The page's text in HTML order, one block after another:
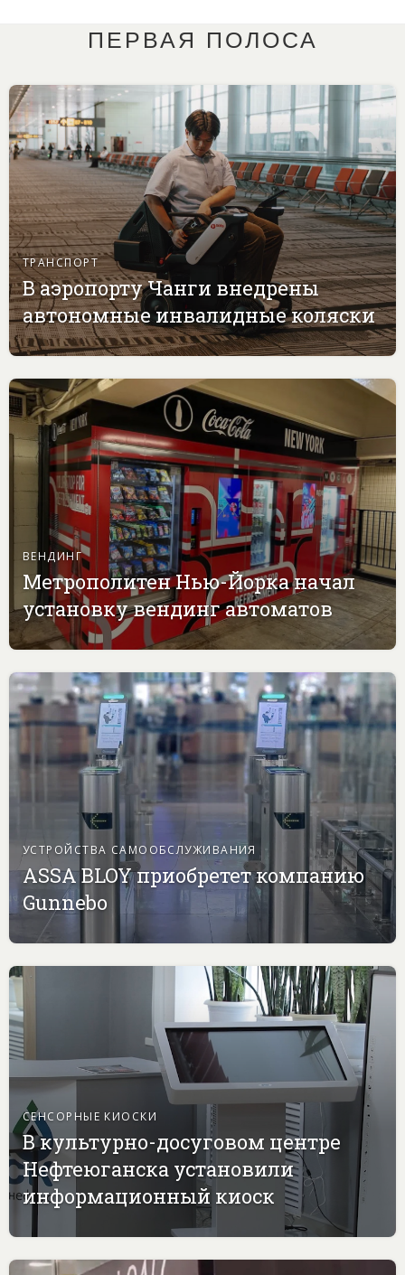
ПЕРВАЯ ПОЛОСА
ТРАНСПОРТ
В аэропорту Чанги внедрены
автономные инвалидные коляски
ВЕНДИНГ
Метрополитен Нью-Йорка начал
установку вендинг автоматов
УСТРОЙСТВА САМООБСЛУЖИВАНИЯ
ASSA BLOY приобретет компанию
Gunnebo
СЕНСОРНЫЕ КИОСКИ
В культурно-досуговом центре
Нефтеюганска установили
информационный киоск